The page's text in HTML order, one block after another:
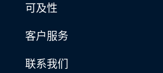
可及性
客户服务
联系我们